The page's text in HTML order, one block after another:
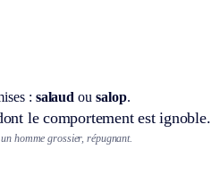
: salaud ou salop.
le comportement est ignoble.
homme grossier, répugnant.